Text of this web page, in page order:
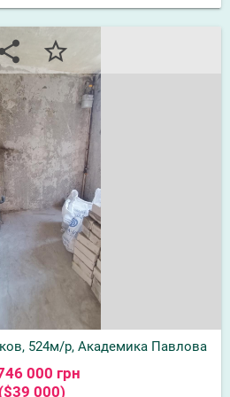
star_border
524м/р, Академика Павлова
000 грн
($39 000)